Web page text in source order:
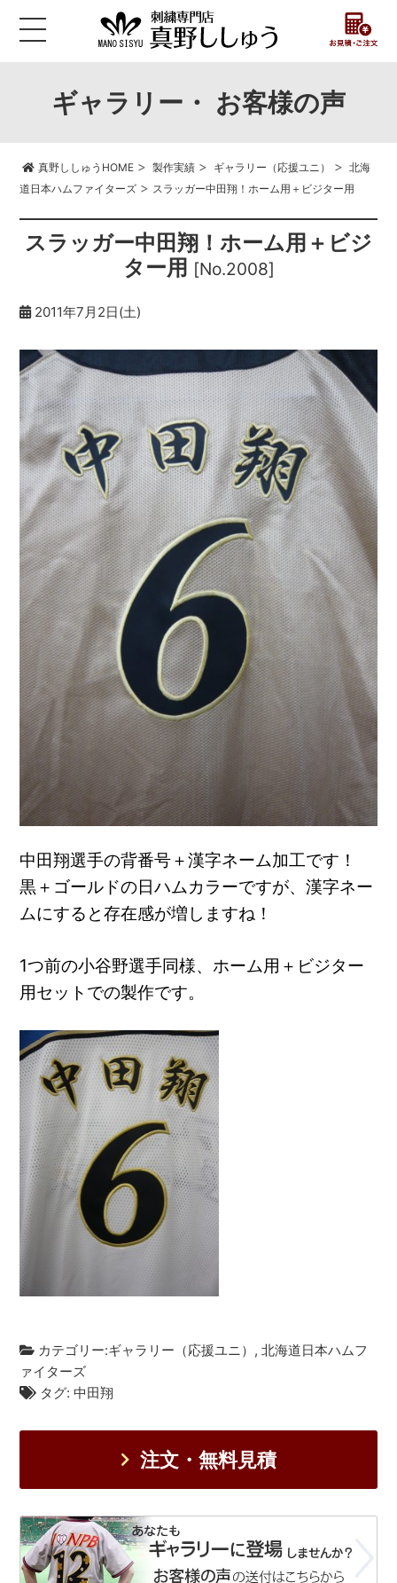
ギャラリー・ お客様の声
真野ししゅうHOME> 製作実績> ギャラリー（応援ユニ） > 北海
道日本ハムファイターズ > スラッガー中田翔！ホーム用＋ビジター用
スラッガー中田翔！ホーム用＋ビジ
ター用 [No.2008]
2011年7月2日(土)
中田翔選手の背番号＋漢字ネーム加工です！
黒＋ゴールドの日ハムカラーですが、漢字ネー
ムにすると存在感が増しますね！
1つ前の小谷野選手同様、ホーム用＋ビジター
用セットでの製作です。
カテゴリー:ギャラリー（応援ユニ） ,北海道日本ハムフ
ァイターズ
タグ:中田翔
注文・無料見積